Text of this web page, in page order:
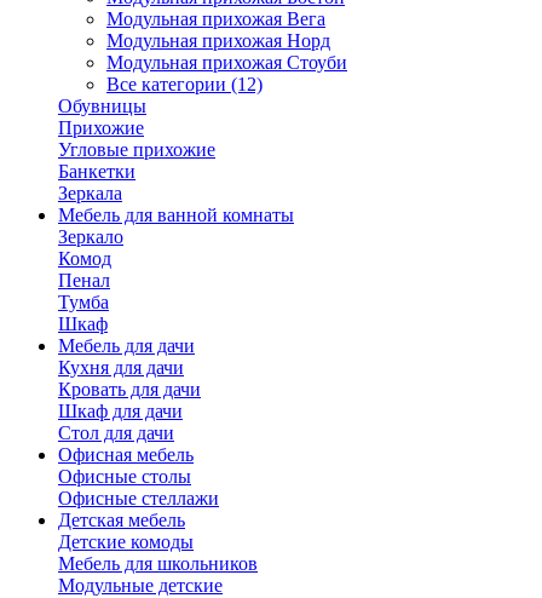
Модульная прихожая Вега
Модульная прихожая Норд
Модульная прихожая Стоуби
Все категории (12)
Обувницы
Прихожие
Угловые прихожие
Банкетки
Зеркала
Мебель для ванной комнаты
Зеркало
Комод
Пенал
Тумба
Шкаф
Мебель для дачи
Кухня для дачи
Кровать для дачи
Шкаф для дачи
Стол для дачи
Офисная мебель
Офисные столы
Офисные стеллажи
Детская мебель
Детские комоды
Мебель для школьников
Модульные детские